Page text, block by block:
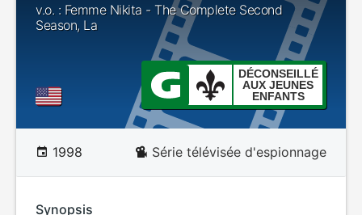
v.o. : Femme Nikita - The Complete Second
Season, La
DÉCONSEILLÉ
AUX JEUNES
ENFANTS
1998 Série télévisée d'espionnage
Synopsis